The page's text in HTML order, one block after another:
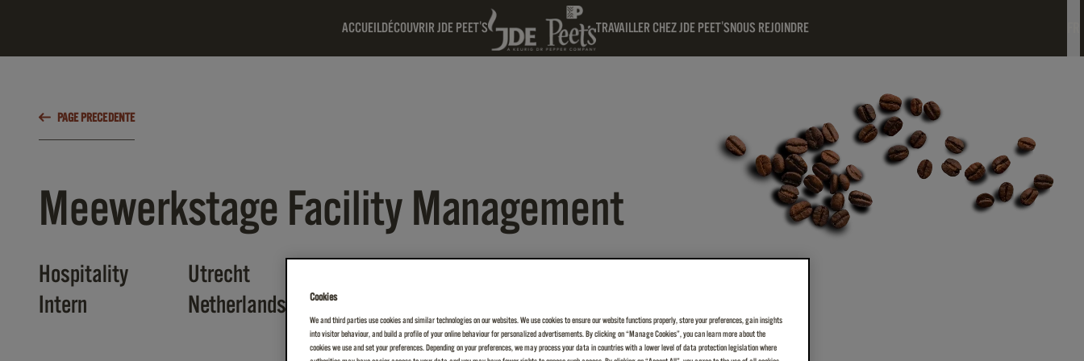
ACCUEILDÉCOUVRIR JDE PEET'S TRAVAILLER CHEZ JDE PEET'SNOUS REJOINDRE
PAGE PRECEDENTE
Meewerkstage Facility Management
Hospitality
Utrecht
Intern
Netherlands Cookies
We and third parties use cookies and similar technologies on our websites. We use cookies to ensure our website functions properly, store your preferences, gain insights
into visitor behaviour, and build a profile of your online behaviour for personalized advertisements. By clicking on “Manage Cookies”, you can learn more about the
cookies we use and set your preferences. Depending on your preferences, we may process your data in countries with a lower level of data protection legislation where